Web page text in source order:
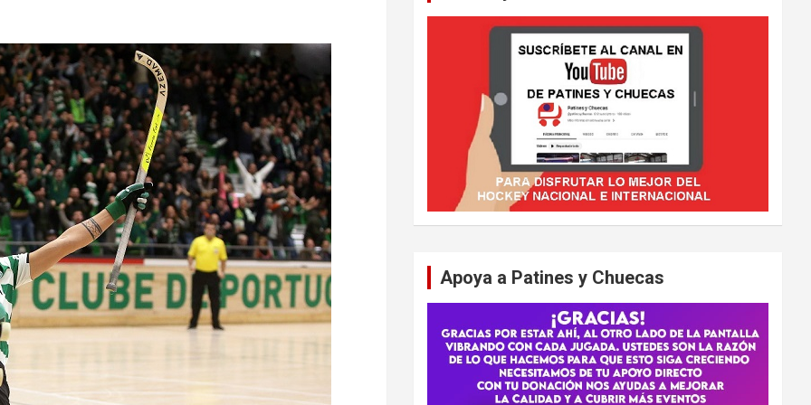
Apoya a Patines y Chuecas